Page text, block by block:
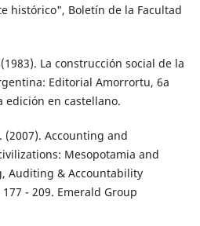
histórico", Boletín de la Facultad
La construcción social de la
Editorial Amorrortu, 6a
en castellano.
(2007). Accounting and
Mesopotamia and
Auditing & Accountability
- 209. Emerald Group